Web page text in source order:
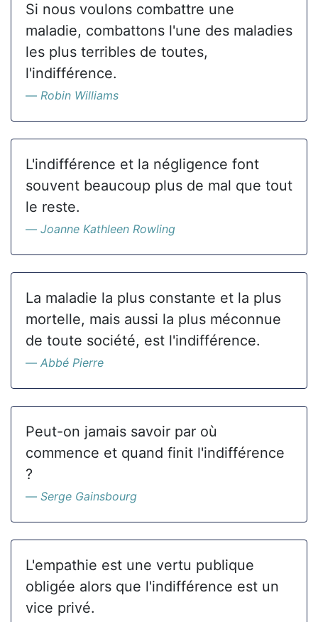
Si nous voulons combattre une
maladie, combattons l'une des maladies
les plus terribles de toutes,
l'indifférence.
Robin Williams
L'indifférence et la négligence font
souvent beaucoup plus de mal que tout
le reste.
Joanne Kathleen Rowling
La maladie la plus constante et la plus
mortelle, mais aussi la plus méconnue
de toute société, est l'indifférence.
Abbé Pierre
Peut-on jamais savoir par où
commence et quand finit l'indifférence
?
Serge Gainsbourg
L'empathie est une vertu publique
obligée alors que l'indifférence est un
vice privé.